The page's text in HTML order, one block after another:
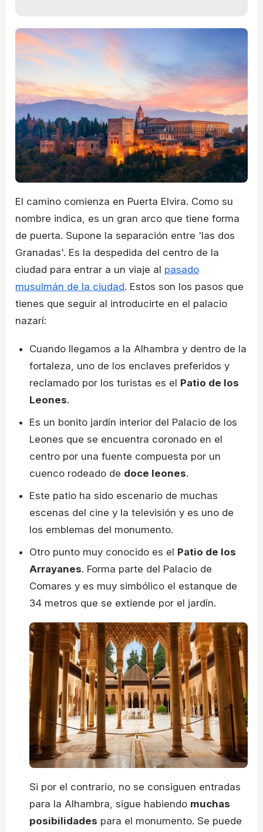
El camino comienza en Puerta Elvira. Como su
nombre indica, es un gran arco que tiene forma
de puerta. Supone la separación entre 'las dos
Granadas'. Es la despedida del centro de la
ciudad para entrar a un viaje al pasado
musulmán de la ciudad. Estos son los pasos que
tienes que seguir al introducirte en el palacio
nazarí:
Cuando llegamos a la Alhambra y dentro de la
fortaleza, uno de los enclaves preferidos y
reclamado por los turistas es el Patio de los
Leones.
Es un bonito jardín interior del Palacio de los
Leones que se encuentra coronado en el
centro por una fuente compuesta por un
cuenco rodeado de doce leones.
Este patio ha sido escenario de muchas
escenas del cine y la televisión y es uno de
los emblemas del monumento.
Otro punto muy conocido es el Patio de los
Arrayanes. Forma parte del Palacio de
Comares y es muy simbólico el estanque de
34 metros que se extiende por el jardín.
Si por el contrario, no se consiguen entradas
para la Alhambra, sigue habiendo muchas
posibilidades para el monumento. Se puede